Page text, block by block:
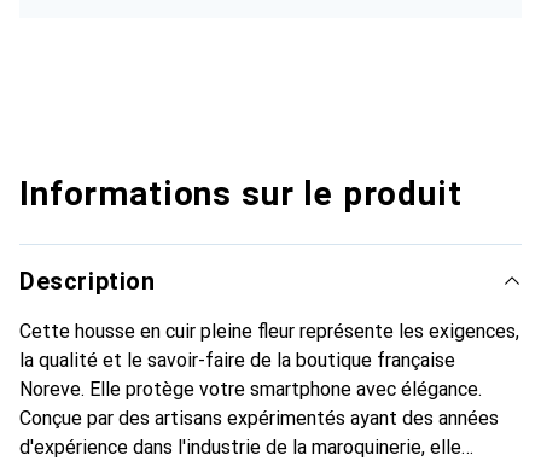
Informations sur le produit
Description
Cette housse en cuir pleine fleur représente les exigences,
la qualité et le savoir-faire de la boutique française
Noreve. Elle protège votre smartphone avec élégance.
Conçue par des artisans expérimentés ayant des années
d'expérience dans l'industrie de la maroquinerie, elle